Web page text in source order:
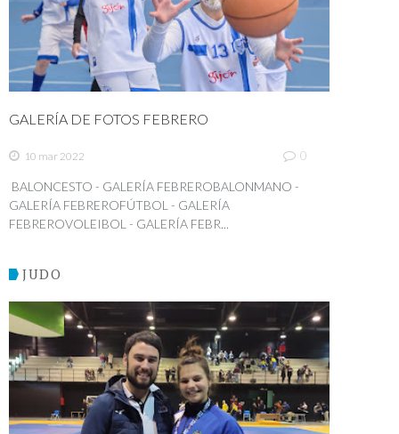
GALERÍA DE FOTOS FEBRERO
10 mar 2022 0
BALONCESTO - GALERÍA FEBREROBALONMANO -
GALERÍA FEBREROFÚTBOL - GALERÍA
FEBREROVOLEIBOL - GALERÍA FEBR...
JUDO